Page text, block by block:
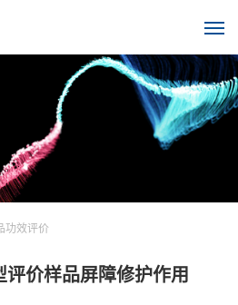
功效评价
价样品屏障修护作用